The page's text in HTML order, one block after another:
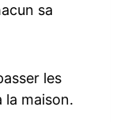
sa
les
la maison.